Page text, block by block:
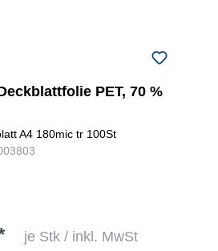
PET, 70 %
A4 180mic tr 100St
je Stk / inkl. MwSt